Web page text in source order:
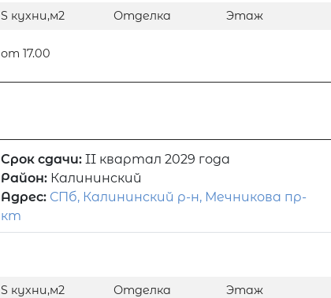
S кухни,м2 Отделка Этаж
от 17.00
Срок сдачи: II квартал 2029 года
Район: Калининский
Адрес: СПб, Калининский р-н, Мечникова пр-
кт
S кухни,м2 Отделка Этаж